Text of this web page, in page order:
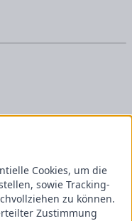
Cookies, um die
sowie Tracking-
zu können.
Zustimmung